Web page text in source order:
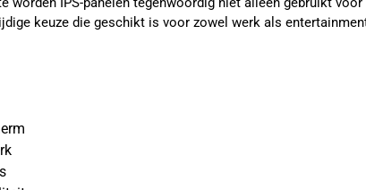
keuze die geschikt is voor zowel werk als